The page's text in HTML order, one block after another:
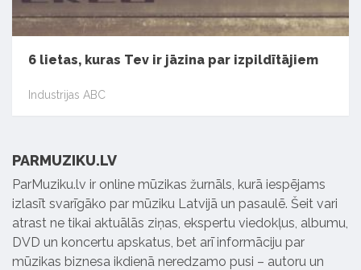
6 lietas, kuras Tev ir jāzina par izpildītājiem
Industrijas ABC
PARMUZIKU.LV
ParMuziku.lv ir online mūzikas žurnāls, kurā iespējams
izlasīt svarīgāko par mūziku Latvijā un pasaulē. Šeit vari
atrast ne tikai aktuālās ziņas, ekspertu viedokļus, albumu,
DVD un koncertu apskatus, bet arī informāciju par
mūzikas biznesa ikdienā neredzamo pusi – autoru un